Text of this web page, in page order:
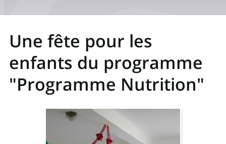
Une fête pour les
enfants du programme
"Programme Nutrition"